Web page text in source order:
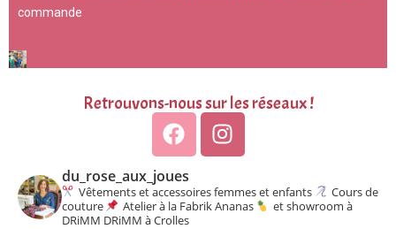
commande
Retrouvons-nous sur les réseaux !
du_rose_aux_joues
Vêtements et accessoires femmes et enfants
Cours de
couture
Atelier à la Fabrik Ananas
et showroom à
DRiMM DRiMM à Crolles